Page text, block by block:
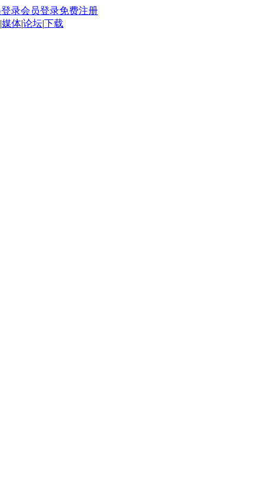
会员登录免费注册
|媒体|论坛|下载